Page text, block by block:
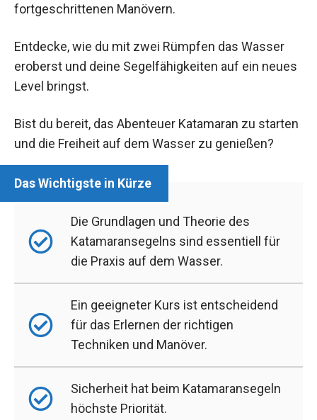
fortgeschrittenen Manövern.
Entdecke, wie du mit zwei Rümpfen das Wasser
eroberst und deine Segelfähigkeiten auf ein neues
Level bringst.
Bist du bereit, das Abenteuer Katamaran zu starten
und die Freiheit auf dem Wasser zu genießen?
Die Grundlagen und Theorie des
Katamaransegelns sind essentiell für
die Praxis auf dem Wasser.
Ein geeigneter Kurs ist entscheidend
für das Erlernen der richtigen
Techniken und Manöver.
Sicherheit hat beim Katamaransegeln
höchste Priorität.